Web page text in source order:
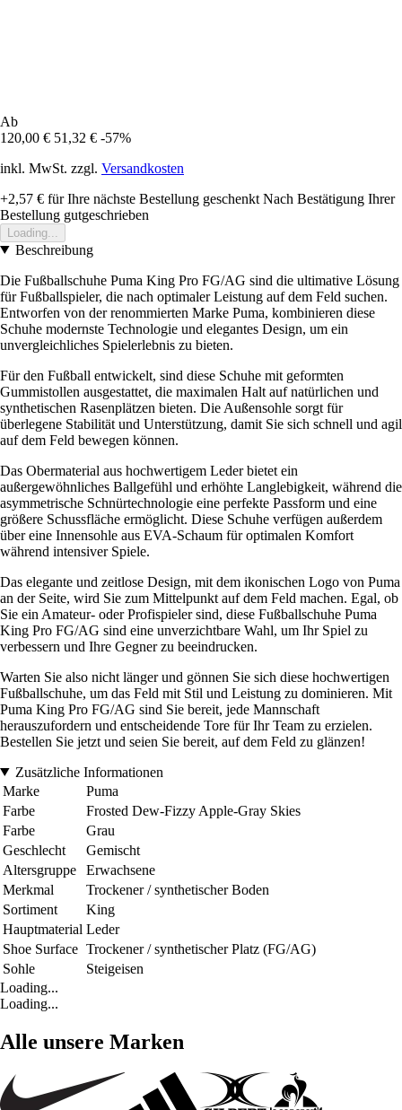
Ab
120,00 € 51,32 € -57%
inkl. MwSt. zzgl. Versandkosten
+2,57 € für Ihre nächste Bestellung geschenkt Nach Bestätigung Ihrer
Bestellung gutgeschrieben
Loading...
Beschreibung
Die Fußballschuhe Puma King Pro FG/AG sind die ultimative Lösung
für Fußballspieler, die nach optimaler Leistung auf dem Feld suchen.
Entworfen von der renommierten Marke Puma, kombinieren diese
Schuhe modernste Technologie und elegantes Design, um ein
unvergleichliches Spielerlebnis zu bieten.
Für den Fußball entwickelt, sind diese Schuhe mit geformten
Gummistollen ausgestattet, die maximalen Halt auf natürlichen und
synthetischen Rasenplätzen bieten. Die Außensohle sorgt für
überlegene Stabilität und Unterstützung, damit Sie sich schnell und agil
auf dem Feld bewegen können.
Das Obermaterial aus hochwertigem Leder bietet ein
außergewöhnliches Ballgefühl und erhöhte Langlebigkeit, während die
asymmetrische Schnürtechnologie eine perfekte Passform und eine
größere Schussfläche ermöglicht. Diese Schuhe verfügen außerdem
über eine Innensohle aus EVA-Schaum für optimalen Komfort
während intensiver Spiele.
Das elegante und zeitlose Design, mit dem ikonischen Logo von Puma
an der Seite, wird Sie zum Mittelpunkt auf dem Feld machen. Egal, ob
Sie ein Amateur- oder Profispieler sind, diese Fußballschuhe Puma
King Pro FG/AG sind eine unverzichtbare Wahl, um Ihr Spiel zu
verbessern und Ihre Gegner zu beeindrucken.
Warten Sie also nicht länger und gönnen Sie sich diese hochwertigen
Fußballschuhe, um das Feld mit Stil und Leistung zu dominieren. Mit
Puma King Pro FG/AG sind Sie bereit, jede Mannschaft
herauszufordern und entscheidende Tore für Ihr Team zu erzielen.
Bestellen Sie jetzt und seien Sie bereit, auf dem Feld zu glänzen!
Zusätzliche Informationen
Marke
Puma
Farbe
Frosted Dew-Fizzy Apple-Gray Skies
Farbe
Grau
Geschlecht
Gemischt
Altersgruppe
Erwachsene
Merkmal
Trockener / synthetischer Boden
Sortiment
King
Hauptmaterial Leder
Shoe Surface Trockener / synthetischer Platz (FG/AG)
Sohle
Steigeisen
Loading...
Loading...
Alle unsere Marken